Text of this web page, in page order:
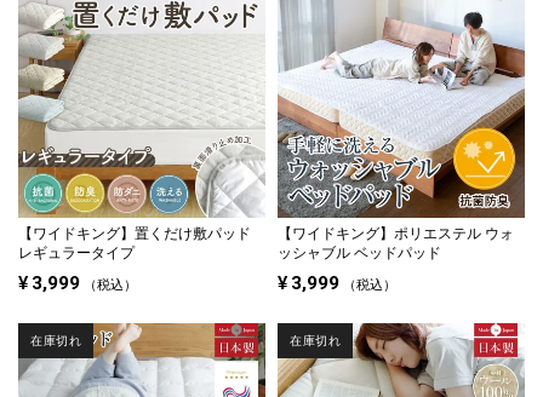
【ワイドキング】 置くだけ敷パッド
レギュラータイプ
¥ 3,999 税込
【ワイドキング】 ポリエステル ウォ
ッシャブル ベッドパッド
¥ 3,999 税込
在庫切れ 在庫切れ